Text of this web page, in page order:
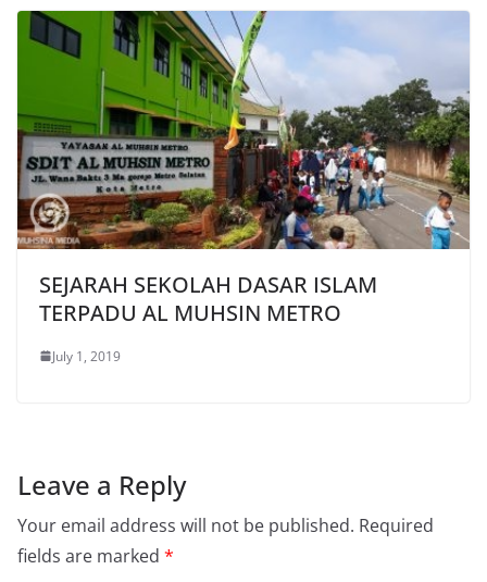
SEJARAH SEKOLAH DASAR ISLAM
TERPADU AL MUHSIN METRO
July 1, 2019
Leave a Reply
Your email address will not be published. Required
fields are marked *